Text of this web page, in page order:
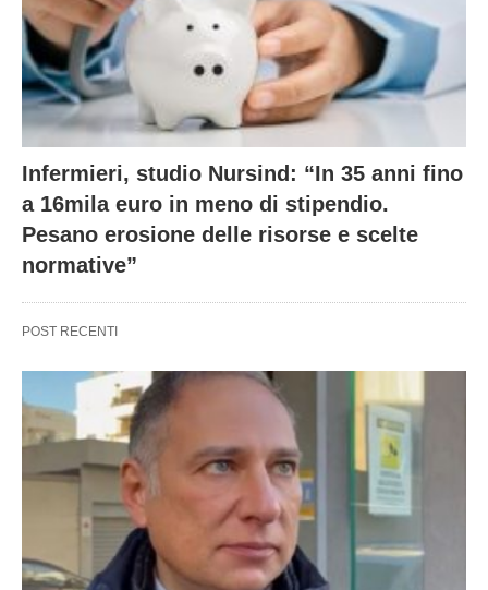
Infermieri, studio Nursind: “In 35 anni fino
a 16mila euro in meno di stipendio.
Pesano erosione delle risorse e scelte
normative”
POST RECENTI